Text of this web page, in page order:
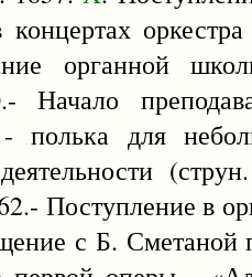
концертах
органной
Начало
полька для
Поступление в
с Б. Сметаной